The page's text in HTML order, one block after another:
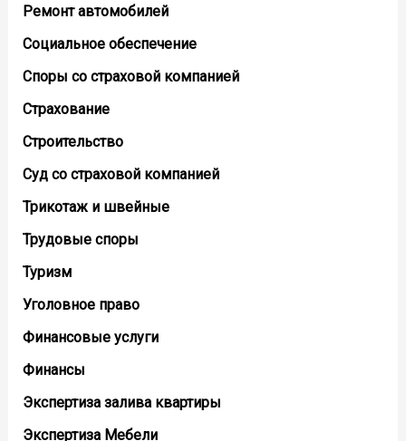
Ремонт автомобилей
Социальное обеспечение
Споры со страховой компанией
Страхование
Строительство
Суд со страховой компанией
Трикотаж и швейные
Трудовые споры
Туризм
Уголовное право
Финансовые услуги
Финансы
Экспертиза залива квартиры
Экспертиза Мебели